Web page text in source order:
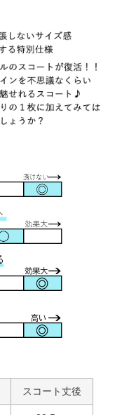
スコート丈後